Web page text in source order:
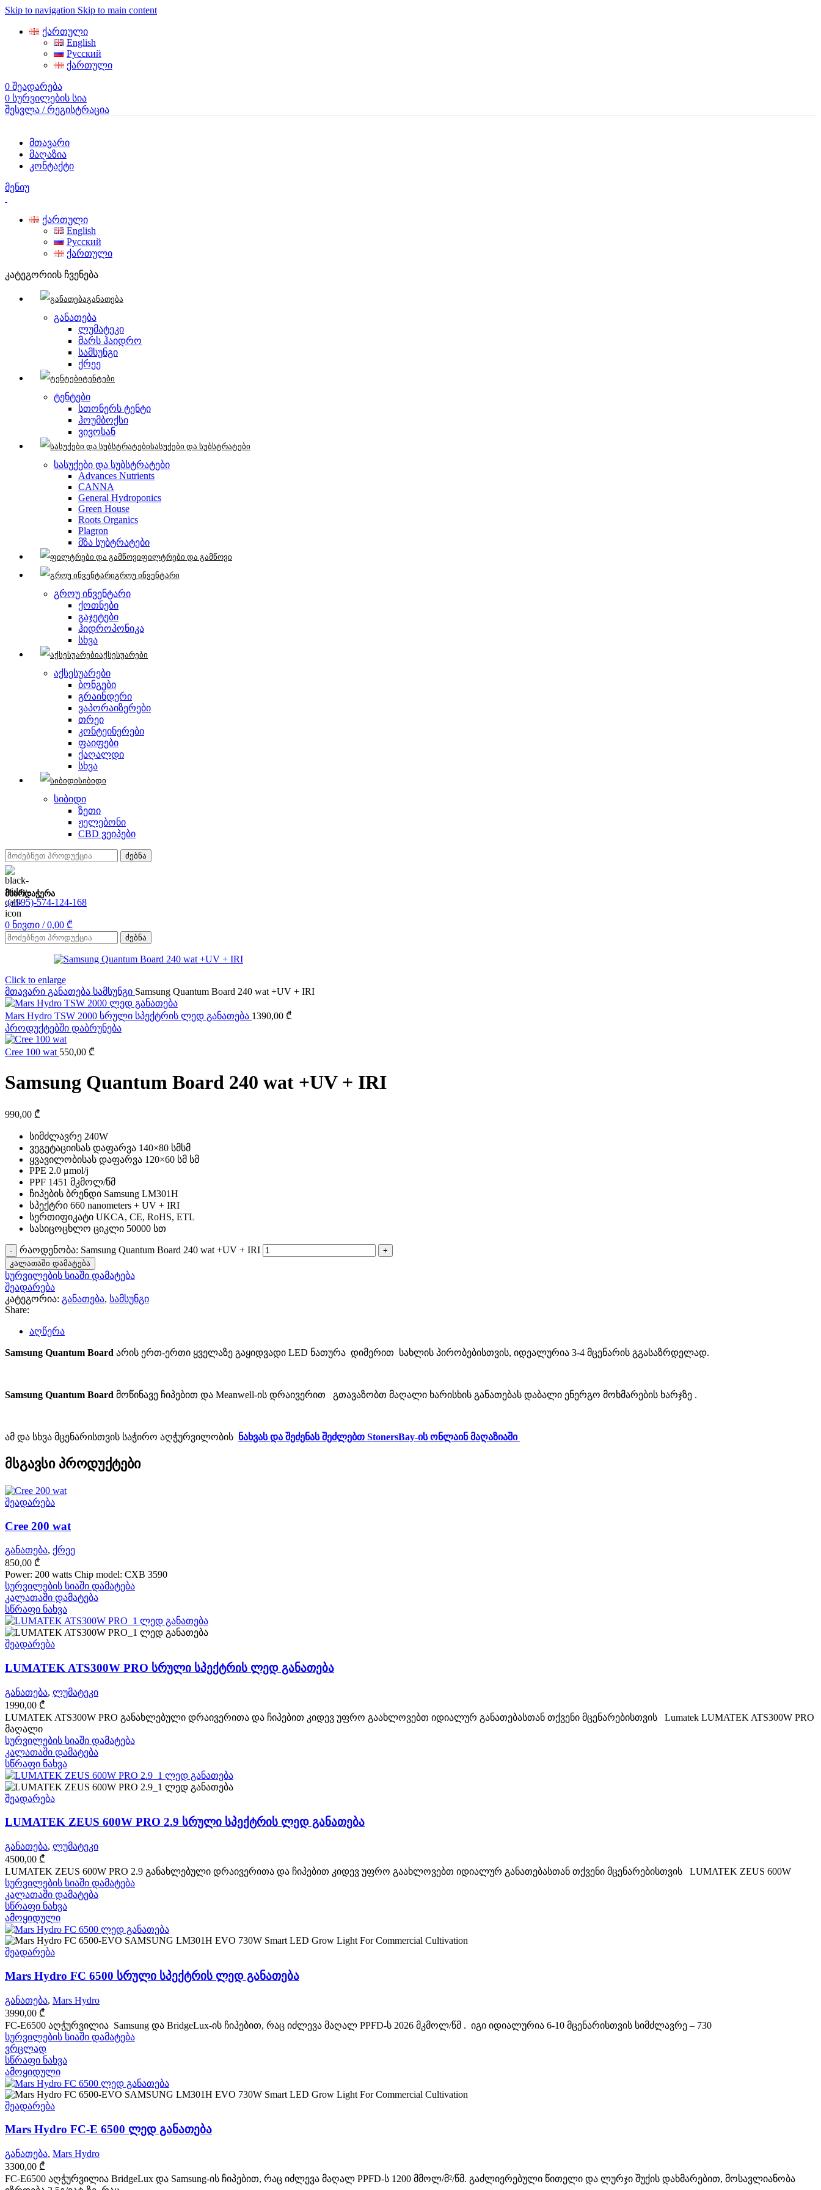
Skip to navigation Skip to main content
ქართული
English
Русский
ქართული
0 შეადარება
0 სურვილების სია
შესვლა / რეგისტრაცია
მთავარი
მაღაზია
კონტაქტი
მენიუ
ქართული
English
Русский
ქართული
კატეგორიის ჩვენება
განათება
განათება
ლუმატეკი
მარს ჰაიდრო
სამსუნგი
ქრეე
ტენტები
ტენტები
სთონერს ტენტი
ჰოუმბოქსი
ვივოსან
სასუქები და სუბსტრატები
სასუქები და სუბსტრატები
Advances Nutrients
CANNA
General Hydroponics
Green House
Roots Organics
Plagron
მზა სუბტრატები
ფილტრები და გამწოვი
გროუ ინვენტარი
გროუ ინვენტარი
ქოთნები
გაჯეტები
ჰიდროპონიკა
სხვა
აქსესუარები
აქსესუარები
ბონგები
გრაინდერი
ვაპორაიზერები
თრეი
კონტეინერები
ფაიფები
ქაღალდი
სხვა
სიბიდი
სიბიდი
ზეთი
ჟელებონი
CBD ვეიპები
ძებნა
მხარდაჭერა
(+995)-574-124-168
0 ნივთი / 0,00 ₾
ძებნა
Click to enlarge
მთავარი განათება სამსუნგი Samsung Quantum Board 240 wat +UV + IRI
Mars Hydro TSW 2000 სრული სპექტრის ლედ განათება 1390,00 ₾
პროდუქტებში დაბრუნება
Cree 100 wat 550,00 ₾
Samsung Quantum Board 240 wat +UV + IRI
990,00 ₾
სიმძლავრე 240W
ვეგეტაციისას დაფარვა 140×80 სმსმ
ყვავილობისას დაფარვა 120×60 სმ სმ
PPE 2.0 μmol/j
PPF 1451 მკმოლ/წმ
ჩიპების ბრენდი Samsung LM301H
სპექტრი 660 nanometers + UV + IRI
სერთიფიკატი UKCA, CE, RoHS, ETL
სასიცოცხლო ციკლი 50000 სთ
რაოდენობა: Samsung Quantum Board 240 wat +UV + IRI
კალათაში დამატება
სურვილების სიაში დამატება
შეადარება
კატეგორია: განათება, სამსუნგი
Share:
აღწერა
Samsung Quantum Board არის ერთ-ერთი ყველაზე გაყიდვადი LED ნათურა დიმერით სახლის პირობებისთვის, იდეალურია 3-4 მცენარის გგასაზრდელად.
Samsung Quantum Board მოწინავე ჩიპებით და Meanwell-ის დრაივერით გთავაზობთ მაღალი ხარისხის განათებას დაბალი ენერგო მოხმარების ხარჯზე .
ამ და სხვა მცენარისთვის საჭირო აღჭურვილობის ნახვას და შეძენას შეძლებთ StonersBay-ის ონლაინ მაღაზიაში
მსგავსი პროდუქტები
შეადარება
Cree 200 wat
განათება, ქრეე
850,00 ₾
Power: 200 watts Chip model: CXB 3590
სურვილების სიაში დამატება
კალათაში დამატება
სწრაფი ნახვა
შეადარება
LUMATEK ATS300W PRO სრული სპექტრის ლედ განათება
განათება, ლუმატეკი
1990,00 ₾
LUMATEK ATS300W PRO განახლებული დრაივერითა და ჩიპებით კიდევ უფრო გაახლოვებთ იდიალურ განათებასთან თქვენი მცენარებისთვის Lumatek LUMATEK ATS300W PRO
მაღალი
სურვილების სიაში დამატება
კალათაში დამატება
სწრაფი ნახვა
შეადარება
LUMATEK ZEUS 600W PRO 2.9 სრული სპექტრის ლედ განათება
განათება, ლუმატეკი
4500,00 ₾
LUMATEK ZEUS 600W PRO 2.9 განახლებული დრაივერითა და ჩიპებით კიდევ უფრო გაახლოვებთ იდიალურ განათებასთან თქვენი მცენარებისთვის LUMATEK ZEUS 600W
სურვილების სიაში დამატება
კალათაში დამატება
სწრაფი ნახვა
ამოყიდული
შეადარება
Mars Hydro FC 6500 სრული სპექტრის ლედ განათება
განათება, Mars Hydro
3990,00 ₾
FC-E6500 აღჭურვილია Samsung და BridgeLux-ის ჩიპებით, რაც იძლევა მაღალ PPFD-ს 2026 მკმოლ/წმ . იგი იდიალურია 6-10 მცენარისთვის სიმძლავრე – 730
სურვილების სიაში დამატება
ვრცლად
სწრაფი ნახვა
ამოყიდული
შეადარება
Mars Hydro FC-E 6500 ლედ განათება
განათება, Mars Hydro
3300,00 ₾
FC-E6500 აღჭურვილია BridgeLux და Samsung-ის ჩიპებით, რაც იძლევა მაღალ PPFD-ს 1200 მმოლ/მ²/წმ. გაძლიერებული წითელი და ლურჯი შუქის დახმარებით, მოსავლიანობა